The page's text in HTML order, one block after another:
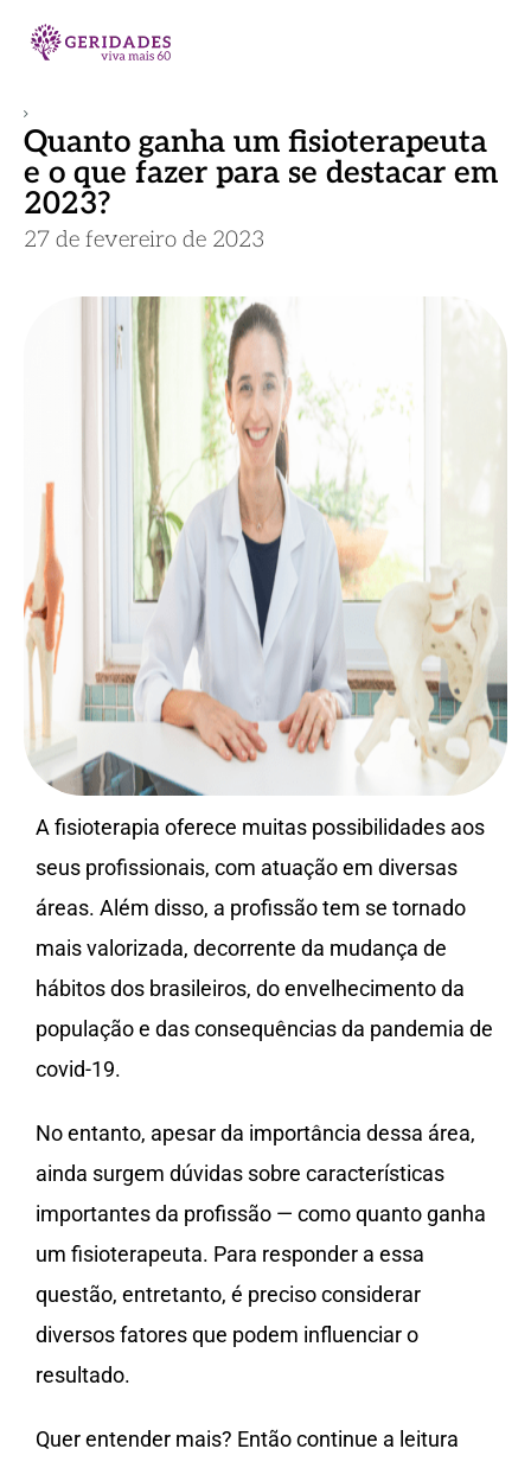
Quanto ganha um fisioterapeuta
e o que fazer para se destacar em
2023?
27 de fevereiro de 2023
A fisioterapia oferece muitas possibilidades aos
seus profissionais, com atuação em diversas
áreas. Além disso, a profissão tem se tornado
mais valorizada, decorrente da mudança de
hábitos dos brasileiros, do envelhecimento da
população e das consequências da pandemia de
covid-19.
No entanto, apesar da importância dessa área,
ainda surgem dúvidas sobre características
importantes da profissão — como quanto ganha
um fisioterapeuta. Para responder a essa
questão, entretanto, é preciso considerar
diversos fatores que podem influenciar o
resultado.
Quer entender mais? Então continue a leitura